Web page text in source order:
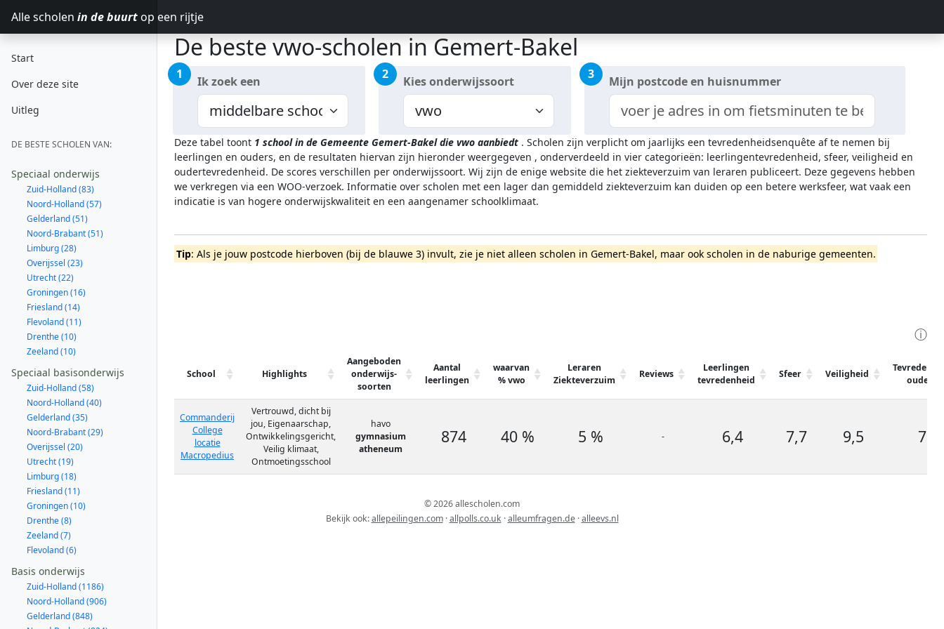
Alle scholen in de buurt op een rijtje
Start
Over deze site
Uitleg
DE BESTE SCHOLEN VAN:
Speciaal onderwijs
Zuid-Holland (83)
Noord-Holland (57)
Gelderland (51)
Noord-Brabant (51)
Limburg (28)
Overijssel (23)
Utrecht (22)
Groningen (16)
Friesland (14)
Flevoland (11)
Drenthe (10)
Zeeland (10)
Speciaal basisonderwijs
Zuid-Holland (58)
Noord-Holland (40)
Gelderland (35)
Noord-Brabant (29)
Overijssel (20)
Utrecht (19)
Limburg (18)
Friesland (11)
Groningen (10)
Drenthe (8)
Zeeland (7)
Flevoland (6)
Basis onderwijs
Zuid-Holland (1186)
Noord-Holland (906)
Gelderland (848)
De beste vwo-scholen in Gemert-Bakel
1 Ik zoek een 2 Kies onderwijssoort 3 Mijn postcode en huisnummer
Deze tabel toont 1 school in de Gemeente Gemert-Bakel die vwo aanbiedt . Scholen zijn verplicht om jaarlijks een tevredenheidsenquête af te nemen bij
leerlingen en ouders, en de resultaten hiervan zijn hieronder weergegeven , onderverdeeld in vier categorieën: leerlingentevredenheid, sfeer, veiligheid en
oudertevredenheid. De scores verschillen per onderwijssoort. Wij zijn de enige website die het ziekteverzuim van leraren publiceert. Deze gegevens hebben
we verkregen via een WOO-verzoek. Informatie over scholen met een lager dan gemiddeld ziekteverzuim kan duiden op een betere werksfeer, wat vaak een
indicatie is van hogere onderwijskwaliteit en een aangenamer schoolklimaat.
Tip: Als je jouw postcode hierboven (bij de blauwe 3) invult, zie je niet alleen scholen in Gemert-Bakel, maar ook scholen in de naburige gemeenten.
ⓘ
School Highlights
Aangeboden
onderwijs-
soorten
Aantal
leerlingen
waarvan
% vwo
Leraren
Ziekteverzuim
Reviews
Leerlingen
tevredenheid
Sfeer Veiligheid
ouders
Commanderij
College
locatie
Macropedius
Vertrouwd, dicht bij
jou, Eigenaarschap,
Ontwikkelingsgericht,
Veilig klimaat,
Ontmoetingsschool
havo
gymnasium
atheneum
874 40 % 5 % - 6,4 7,7 9,5 7,4
© 2026 allescholen.com
Bekijk ook:allepeilingen.com·allpolls.co.uk ·alleumfragen.de·alleevs.nl